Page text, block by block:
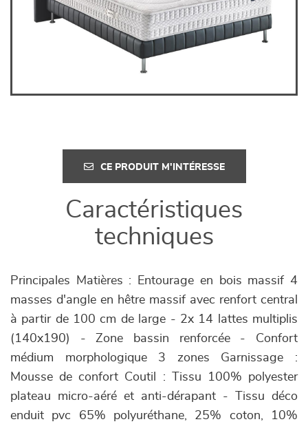
CE PRODUIT M'INTÉRESSE
Caractéristiques
techniques
Principales Matières : Entourage en bois massif 4
masses d'angle en hêtre massif avec renfort central
à partir de 100 cm de large - 2x 14 lattes multiplis
(140x190) - Zone bassin renforcée - Confort
médium morphologique 3 zones Garnissage :
Mousse de confort Coutil : Tissu 100% polyester
plateau micro-aéré et anti-dérapant - Tissu déco
enduit pvc 65% polyuréthane, 25% coton, 10%